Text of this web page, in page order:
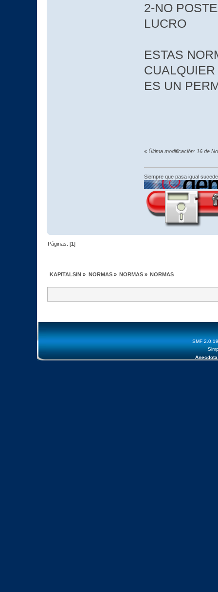
2-NO
LUCRO
ESTAS
ES UN
« Última modificación: 16 de
Siempre que pasa igual
Páginas: [1]
KAPITALSIN » NORMAS» NORMAS» NORMAS
SMF 2.0.19
Anecdota